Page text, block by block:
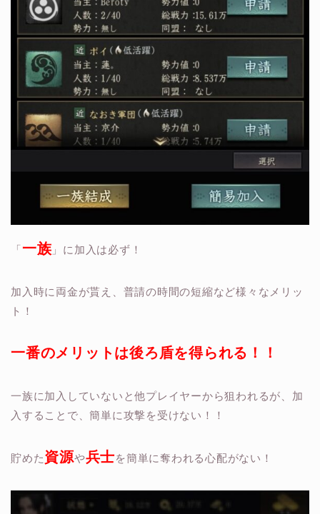
「一族 」に加入は必ず！
加入時に両金が貰え、普請の時間の短縮など様々なメリッ
ト！
一番のメリットは後ろ盾を得られる！！
一族に加入していないと他プレイヤーから狙われるが、加
入することで、簡単に攻撃を受けない！！
貯めた資源や兵士を簡単に奪われる心配がない！